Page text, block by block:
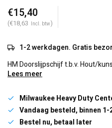
€15,40
(€18,63 Incl. btw)
1-2 werkdagen. Gratis
HM Doorslijpschijf t.b.v. Hout/
Lees meer
Milwaukee Heavy Duty
Vandaag besteld, binnen
Bestel nu, betaal later